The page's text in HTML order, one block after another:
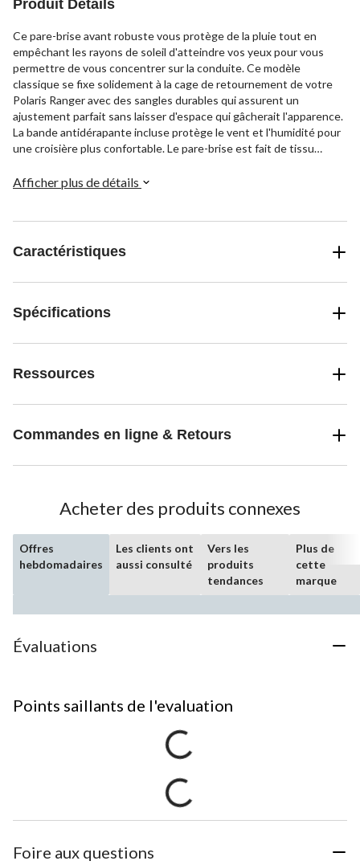
Produit Détails
Ce pare-brise avant robuste vous protège de la pluie tout en
empêchant les rayons de soleil d'atteindre vos yeux pour vous
permettre de vous concentrer sur la conduite. Ce modèle
classique se fixe solidement à la cage de retournement de votre
Polaris Ranger avec des sangles durables qui assurent un
ajustement parfait sans laisser d'espace qui gâcherait l'apparence.
La bande antidérapante incluse protège le vent et l'humidité pour
une croisière plus confortable. Le pare-brise est fait de tissu
tenir face aux intempéries pendant des années de protection
Afficher plus de détails
Caractéristiques
Spécifications
Ressources
Commandes en ligne & Retours
Acheter des produits connexes
Offres
hebdomadaires
Les clients ont
aussi consulté
Vers les
produits
tendances
Plus de
cette
marque
Évaluations
Points saillants de l'evaluation
Foire aux questions